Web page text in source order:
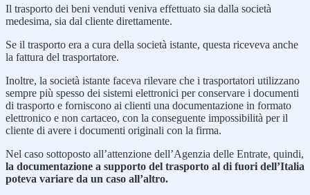
Il trasporto dei beni venduti veniva effettuato sia dalla società
medesima, sia dal cliente direttamente.
Se il trasporto era a cura della società istante, questa riceveva anche
la fattura del trasportatore.
Inoltre, la società istante faceva rilevare che i trasportatori utilizzano
sempre più spesso dei sistemi elettronici per conservare i documenti
di trasporto e forniscono ai clienti una documentazione in formato
elettronico e non cartaceo, con la conseguente impossibilità per il
cliente di avere i documenti originali con la firma.
Nel caso sottoposto all’attenzione dell’Agenzia delle Entrate, quindi,
la documentazione a supporto del trasporto al di fuori dell’Italia
poteva variare da un caso all’altro.